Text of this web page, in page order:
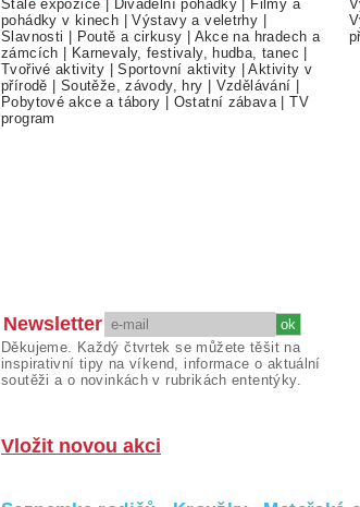
Stálé expozice Divadelní pohádky
Filmy a
pohádky v kinech |Výstavy a veletrhy
Slavnosti
Poutě a cirkusy
Akce na hradech a
zámcích
Karnevaly, festivaly, hudba, tanec
Tvořivé aktivity |Sportovní aktivity |Aktivity v
přírodě
Soutěže, závody, hry Vzdělávání
Pobytové akce a tábory
Ostatní zábava |TV
program
Newsletter
Děkujeme. Každý čtvrtek se můžete těšit na
inspirativní tipy na víkend, informace o aktuální
soutěži a o novinkách v rubrikách ententýky.
Vložit novou akci